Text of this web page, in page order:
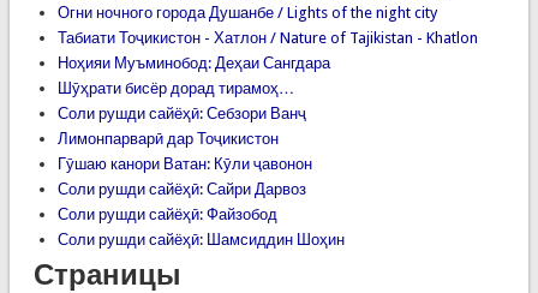
Огни ночного города Душанбе / Lights of the night city
Табиати Тоҷикистон - Хатлон / Nature of Tajikistan - Khatlon
Ноҳияи Муъминобод: Деҳаи Сангдара
Шӯҳрати бисёр дорад тирамоҳ…
Соли рушди сайёҳӣ: Себзори Ванҷ
Лимонпарварӣ дар Тоҷикистон
Гӯшаю канори Ватан: Кӯли ҷавонон
Соли рушди сайёҳӣ: Сайри Дарвоз
Соли рушди сайёҳӣ: Файзобод
Соли рушди сайёҳӣ: Шамсиддин Шоҳин
Страницы